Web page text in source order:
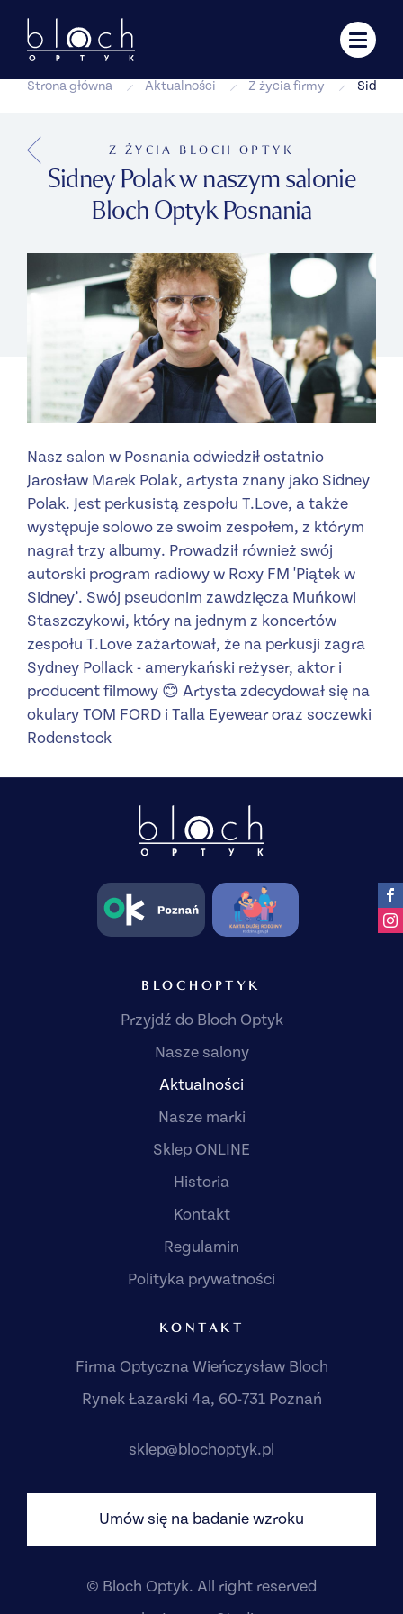
Strona główna Aktualności Z życia firmy Sidney
Z ŻYCIA BLOCH OPTYK
Sidney Polak w naszym salonie
Bloch Optyk Posnania
Nasz salon w Posnania odwiedził ostatnio
Jarosław Marek Polak, artysta znany jako Sidney
Polak. Jest perkusistą zespołu T.Love, a także
występuje solowo ze swoim zespołem, z którym
nagrał trzy albumy. Prowadził również swój
autorski program radiowy w Roxy FM 'Piątek w
Sidney’. Swój pseudonim zawdzięcza Muńkowi
Staszczykowi, który na jednym z koncertów
zespołu T.Love zażartował, że na perkusji zagra
Sydney Pollack - amerykański reżyser, aktor i
producent filmowy 😊 Artysta zdecydował się na
okulary TOM FORD i Talla Eyewear oraz soczewki
Rodenstock
BLOCHOPTYK
Przyjdź do Bloch Optyk
Nasze salony
Aktualności
Nasze marki
Sklep ONLINE
Historia
Kontakt
Regulamin
Polityka prywatności
KONTAKT
Firma Optyczna Wieńczysław Bloch
Rynek Łazarski 4a, 60-731 Poznań
sklep@blochoptyk.pl
Umów się na badanie wzroku
© Bloch Optyk. All right reserved